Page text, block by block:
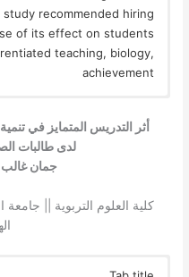
recommended hiring
of its effect on students
teaching, biology,
achievement
أثر التدريس المتمايز في
لدى طالبات
جمان
كلية العلوم التربوية ||